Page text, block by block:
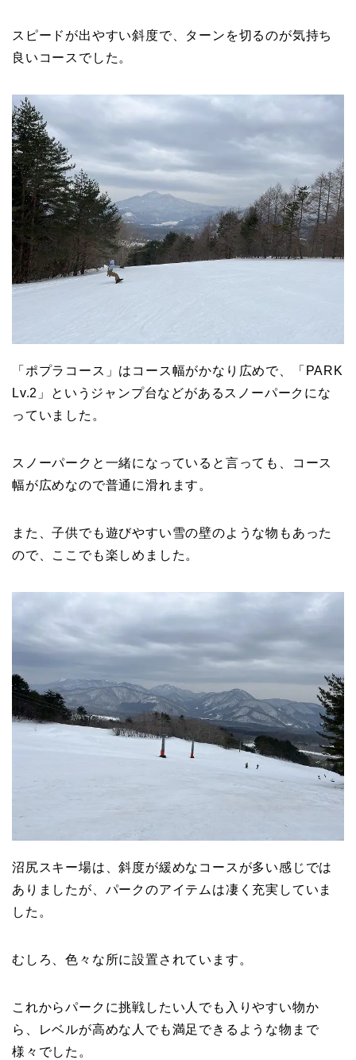
スピードが出やすい斜度で、ターンを切るのが気持ち
良いコースでした。
「ポプラコース」はコース幅がかなり広めで、「PARK
Lv.2」というジャンプ台などがあるスノーパークにな
っていました。
スノーパークと一緒になっていると言っても、コース
幅が広めなので普通に滑れます。
また、子供でも遊びやすい雪の壁のような物もあった
ので、ここでも楽しめました。
沼尻スキー場は、斜度が緩めなコースが多い感じでは
ありましたが、パークのアイテムは凄く充実していま
した。
むしろ、色々な所に設置されています。
これからパークに挑戦したい人でも入りやすい物か
ら、レベルが高めな人でも満足できるような物まで
様々でした。